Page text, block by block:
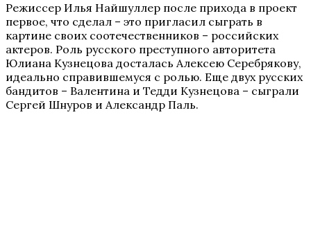
Режиссер Илья Найшуллер после прихода в проект
первое, что сделал – это пригласил сыграть в
картине своих соотечественников – российских
актеров. Роль русского преступного авторитета
Юлиана Кузнецова досталась Алексею Серебрякову,
идеально справившемуся с ролью. Еще двух русских
бандитов – Валентина и Тедди Кузнецова – сыграли
Сергей Шнуров и Александр Паль.